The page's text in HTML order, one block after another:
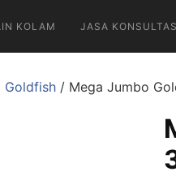
KOLAM JASA
Goldfish / Mega Jumbo